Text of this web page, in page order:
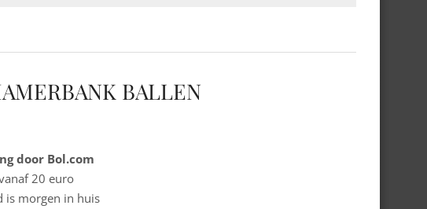
BALLEN
door Bol.com
20 euro
is morgen in huis